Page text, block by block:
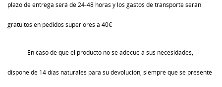
plazo de entrega será de 24-48 horas y los gastos de transporte serán
gratuitos en pedidos superiores a 40€
En caso de que el producto no se adecue a sus necesidades,
dispone de 14 días naturales para su devolución, siempre que se presente